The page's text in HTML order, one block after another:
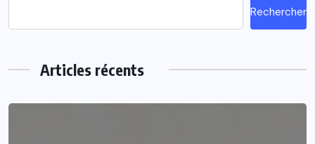
Rechercher
Articles récents